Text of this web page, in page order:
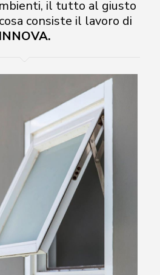
il tutto al giusto
consiste il lavoro di
INNOVA.